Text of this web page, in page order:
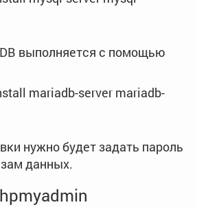
выполняется с помощью
mariadb-server mariadb-
нужно будет задать пароль
данных.